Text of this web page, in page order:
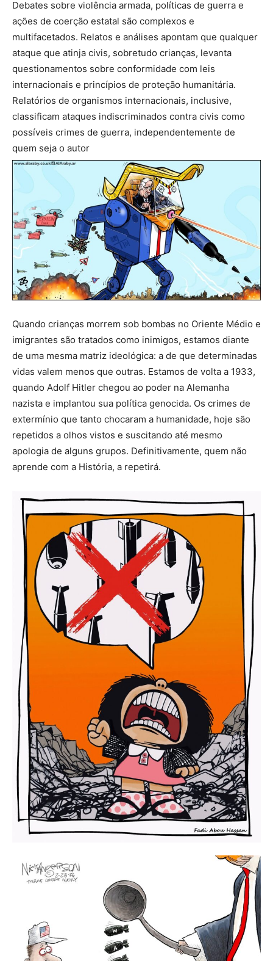
Debates sobre violência armada, políticas de guerra e
ações de coerção estatal são complexos e
multifacetados. Relatos e análises apontam que qualquer
ataque que atinja civis, sobretudo crianças, levanta
questionamentos sobre conformidade com leis
internacionais e princípios de proteção humanitária.
Relatórios de organismos internacionais, inclusive,
classificam ataques indiscriminados contra civis como
possíveis crimes de guerra, independentemente de
quem seja o autor
Quando crianças morrem sob bombas no Oriente Médio e
imigrantes são tratados como inimigos, estamos diante
de uma mesma matriz ideológica: a de que determinadas
vidas valem menos que outras. Estamos de volta a 1933,
quando Adolf Hitler chegou ao poder na Alemanha
nazista e implantou sua política genocida. Os crimes de
extermínio que tanto chocaram a humanidade, hoje são
repetidos a olhos vistos e suscitando até mesmo
apologia de alguns grupos. Definitivamente, quem não
aprende com a História, a repetirá.